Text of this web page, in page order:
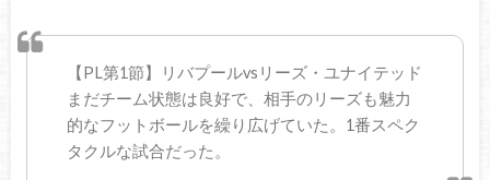
【PL第1節】リバプールvsリーズ・ユナイテッド
まだチーム状態は良好で、相手のリーズも魅力
的なフットボールを繰り広げていた。1番スペク
タクルな試合だった。